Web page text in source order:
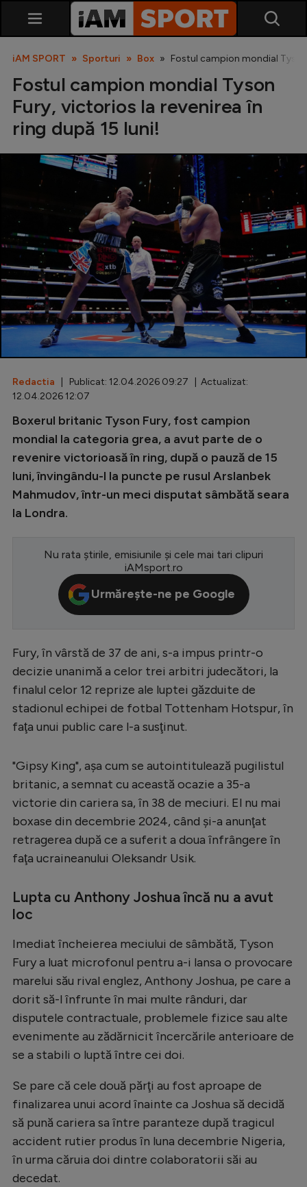
SuperLiga
Liga 2
Cupa României
Echipa Națională
U21
Fotbal feminin
Special
Diverse
Inedit
Champions League
CM 2026
Premier League
LaLiga
Bundesliga
Ligue 1
Campionate
Starurile fotbalului
Stranieri
Clasamente
Handbal
Formula 1
Gimnastică
Rugby
Ciclism
Alte sporturi
JO 2024
JO 2026
iAM SPORT Sporturi Box Fostul campion mondial
Fostul campion mondial Tyson
Fury, victorios la revenirea în
ring după 15 luni!
Redactia | Publicat: 12.04.2026 09:27 | Actualizat:
12.04.2026 12:07
Boxerul britanic Tyson Fury, fost campion
mondial la categoria grea, a avut parte de o
revenire victorioasă în ring, după o pauză de 15
luni, învingându-l la puncte pe rusul Arslanbek
Mahmudov, într-un meci disputat sâmbătă seara
la Londra.
Nu rata știrile, emisiunile și cele mai tari clipuri
iAMsport.ro
Urmărește-ne pe Google
Fury, în vârstă de 37 de ani, s-a impus printr-o
decizie unanimă a celor trei arbitri judecători, la
finalul celor 12 reprize ale luptei găzduite de
stadionul echipei de fotbal Tottenham Hotspur, în
faţa unui public care l-a susţinut.
"Gipsy King", aşa cum se autointitulează pugilistul
britanic, a semnat cu această ocazie a 35-a
victorie din cariera sa, în 38 de meciuri. El nu mai
boxase din decembrie 2024, când şi-a anunţat
retragerea după ce a suferit a doua înfrângere în
faţa ucraineanului Oleksandr Usik.
Lupta cu Anthony Joshua încă nu a avut
loc
Imediat încheierea meciului de sâmbătă, Tyson
Fury a luat microfonul pentru a-i lansa o provocare
marelui său rival englez, Anthony Joshua, pe care a
dorit să-l înfrunte în mai multe rânduri, dar
disputele contractuale, problemele fizice sau alte
evenimente au zădărnicit încercările anterioare de
se a stabili o luptă între cei doi.
Se pare că cele două părţi au fost aproape de
finalizarea unui acord înainte ca Joshua să decidă
să pună cariera sa între paranteze după tragicul
accident rutier produs în luna decembrie Nigeria,
în urma căruia doi dintre colaboratorii săi au
decedat.